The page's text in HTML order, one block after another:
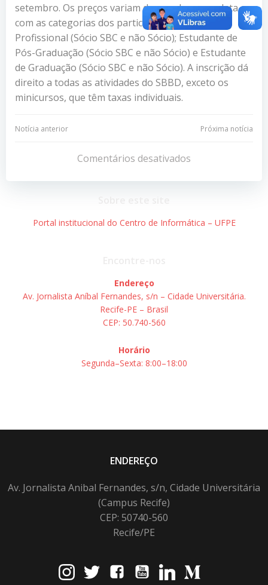
setembro. Os preços variam de acordo com a data e
com as categorias dos participantes. São elas:
Profissional (Sócio SBC e não Sócio); Estudante de
Pós-Graduação (Sócio SBC e não Sócio) e Estudante
de Graduação (Sócio SBC e não Sócio). A inscrição dá
direito a todas as atividades do SBBD, exceto os
minicursos, que têm taxas individuais.
Navegação
Post
Notícia anterior
Navegação
de
Post
Próxima notícia
Comentários desativados
Portal institucional do Centro de Informática – UFPE
Endereço
Av. Jornalista Aníbal Fernandes, s/n – Cidade Universitária.
Recife-PE – Brasil
CEP: 50.740-560
Horário
Segunda–Sexta: 8:00–18:00
ENDEREÇO
Av. Jornalista Anibal Fernandes, s/n, Cidade Universitária
(Campus Recife)
CEP: 50740-560
Recife/PE